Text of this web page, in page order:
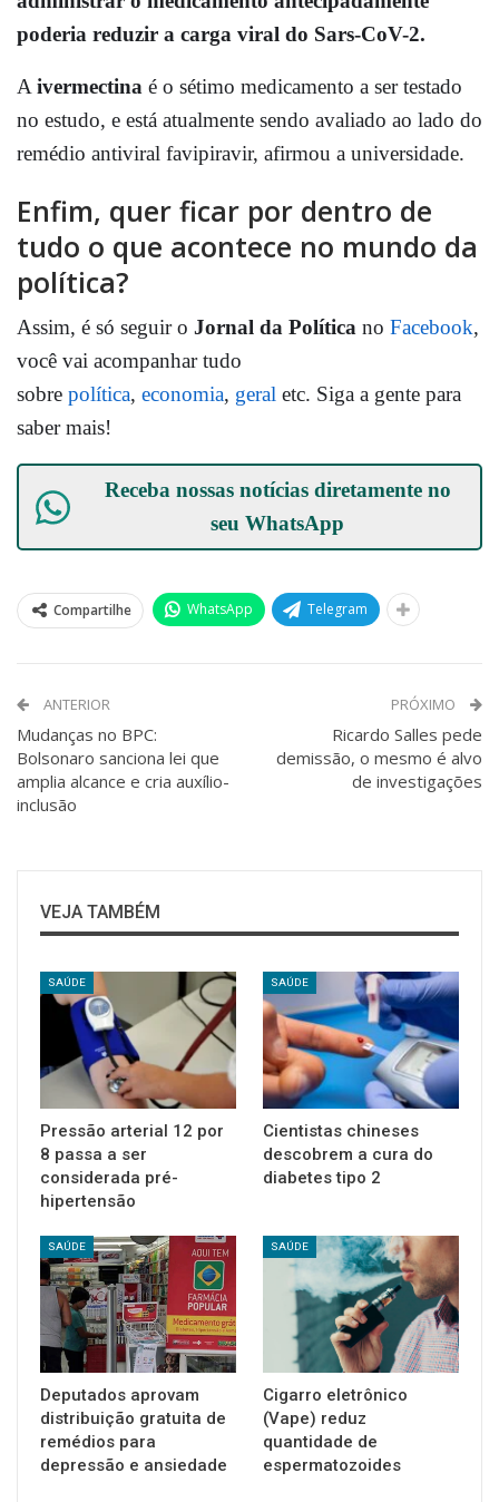
poderia reduzir a carga viral do Sars-CoV-2.
A ivermectina é o sétimo medicamento a ser testado
no estudo, e está atualmente sendo avaliado ao lado do
remédio antiviral favipiravir, afirmou a universidade.
Enfim, quer ficar por dentro de
tudo o que acontece no mundo da
política?
Assim, é só seguir o Jornal da Política no Facebook,
você vai acompanhar tudo
sobre política, economia, geral etc. Siga a gente para
saber mais!
Receba nossas notícias diretamente no
seuWhatsApp
Compartilhe WhatsApp Telegram
ANTERIOR
Mudanças no BPC:
Bolsonaro sanciona lei que
amplia alcance e cria auxílio-
inclusão
PRÓXIMO
Ricardo Salles pede
demissão, o mesmo é alvo
de investigações
VEJA TAMBÉM
SAÚDE
Pressão arterial 12 por
8 passa a ser
considerada pré-
hipertensão
SAÚDE
Cientistas chineses
descobrem a cura do
diabetes tipo 2
SAÚDE
Deputados aprovam
distribuição gratuita de
remédios para
depressão e ansiedade
SAÚDE
Cigarro eletrônico
(Vape) reduz
quantidade de
espermatozoides